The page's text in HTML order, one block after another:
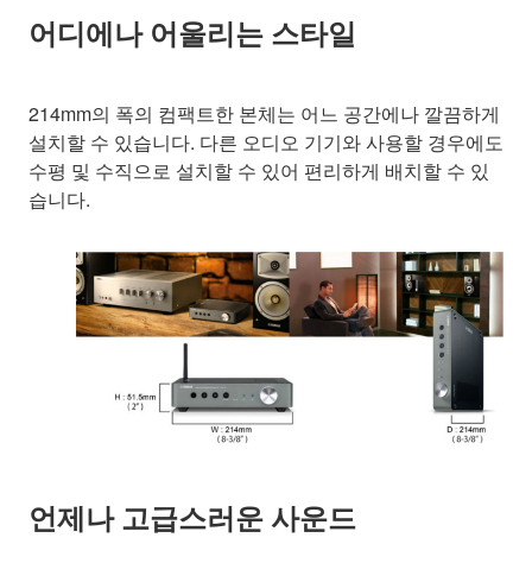
어디에나 어울리는 스타일
214mm의 폭의 컴팩트한 본체는 어느 공간에나 깔끔하게
설치할 수 있습니다. 다른 오디오 기기와 사용할 경우에도
수평 및 수직으로 설치할 수 있어 편리하게 배치할 수 있
습니다.
언제나 고급스러운 사운드